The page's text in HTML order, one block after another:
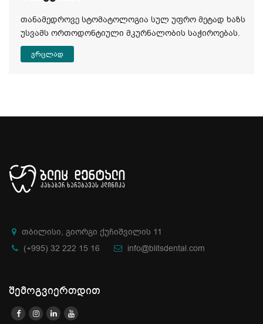
თანამედროვე სტომატოლოგია სულ უფრო მეტად ხაზს
უსვამს ორთოდონტიული მკურნალობის საჭიროებას.
ვრცლად
თბილისი, გიორგი ქუჩიშვილის 11
(+995) 32 222 15 16
info@blitsdental.com
შემოგვიერთდით